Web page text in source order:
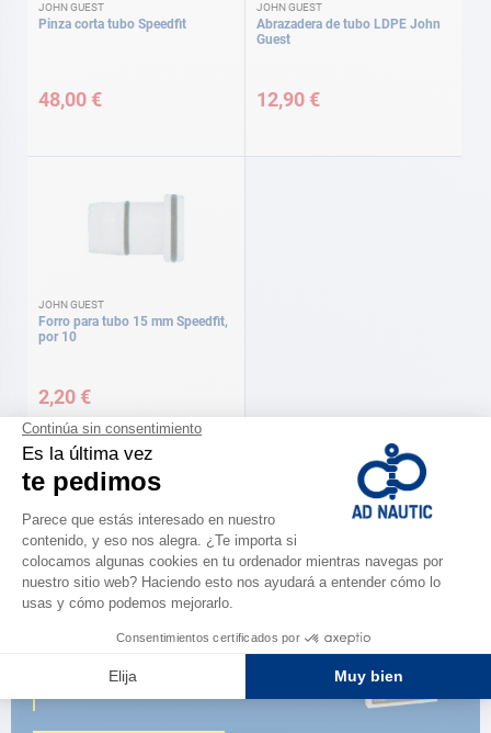
JOHN GUEST
Pinza corta tubo Speedfit
48,00 €
JOHN GUEST
Abrazadera de tubo LDPE John
Guest
12,90 €
JOHN GUEST
Forro para tubo 15 mm Speedfit,
por 10
2,20 €
CATÁLOGO
la nueva guía AD 2026